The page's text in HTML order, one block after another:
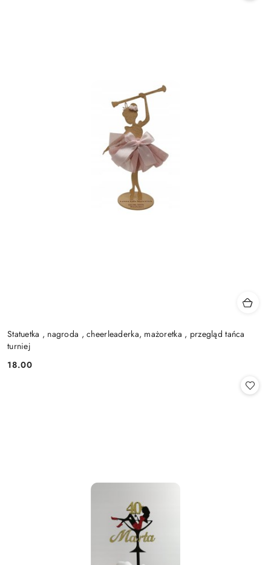
Statuetka , nagroda , cheerleaderka, mażoretka , przegląd tańca
turniej
Cena:
18.00